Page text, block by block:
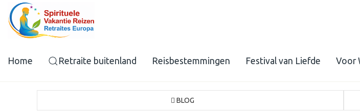
Home Retraite buitenland Reisbestemmingen Festival van Liefde Voor
BLOG